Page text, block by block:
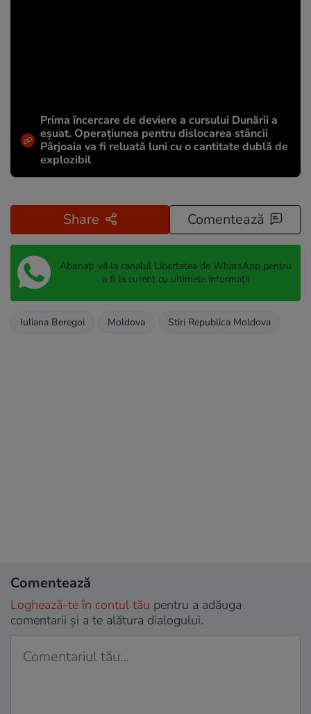
Prima încercare de deviere a cursului Dunării a
eșuat. Operațiunea pentru dislocarea stâncii
Pârjoaia va fi reluată luni cu o cantitate dublă de
explozibil
Share Comentează
Abonați-vă la canalul Libertatea de WhatsApp pentru
a fi la curent cu ultimele informații
Iuliana Beregoi Moldova Stiri Republica Moldova
Comentează
Loghează-te în contul tău pentru a adăuga
comentarii și a te alătura dialogului.